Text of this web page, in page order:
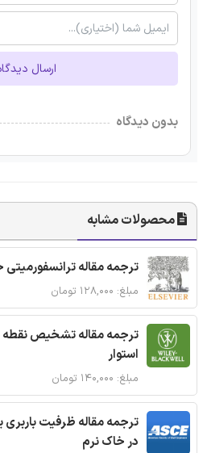
ارسال
بدون دیدگاه
محصولات مشابه
ترجمه مقاله
مبلغ: ۱۲۸,۰۰۰ تومان
ترجمه مقاله تشخیص نقطه
استوار
مبلغ: ۱۴۰,۰۰۰ تومان
ترجمه مقاله ظرفیت
در خاک نرم